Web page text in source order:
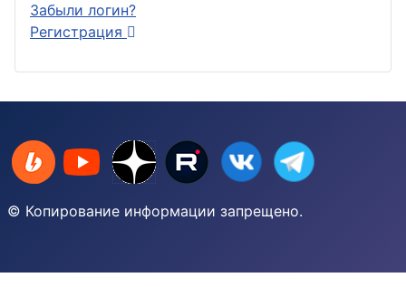
Забыли логин?
Регистрация
© Копирование информации запрещено.